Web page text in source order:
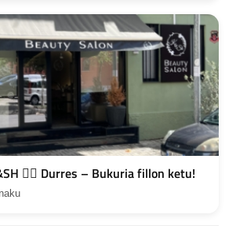
💇‍♀️ Durres – Bukuria fillon ketu!